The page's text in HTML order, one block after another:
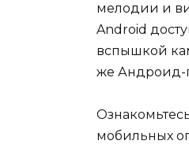
мелодии и
Android
вспышкой
же Андроид-
мобильных